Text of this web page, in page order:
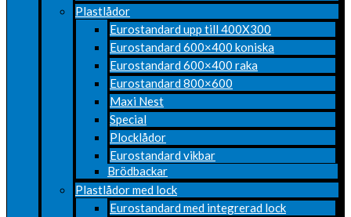
Plastlådor
Eurostandard upp till 400X300
Eurostandard 600×400 koniska
Eurostandard 600×400 raka
Eurostandard 800×600
Maxi Nest
Special
Plocklådor
Eurostandard vikbar
Brödbackar
Plastlådor med lock
Eurostandard med integrerad lock